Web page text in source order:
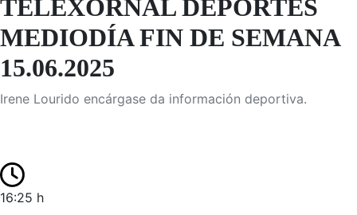
TELEXORNAL DEPORTES
MEDIODÍA FIN DE SEMANA
15.06.2025
Irene Lourido encárgase da información deportiva.
16:25 h